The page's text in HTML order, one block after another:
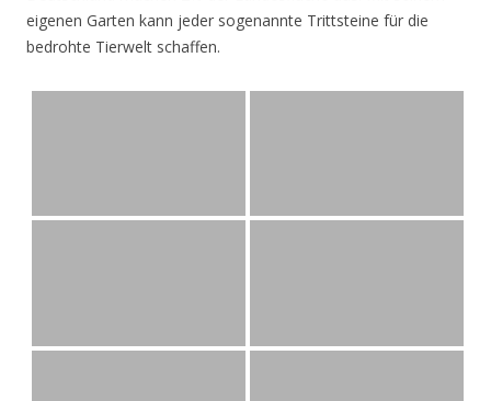
eigenen Garten kann jeder sogenannte Trittsteine für die
bedrohte Tierwelt schaffen.